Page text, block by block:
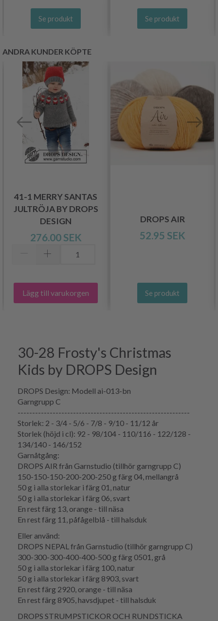
Se produkt Se produkt
ANDRA KUNDER KÖPTE
41-1 MERRY SANTAS
JULTRÖJA BY DROPS
DESIGN
276.00 SEK
Lägg till varukorgen
DROPS AIR
52.95 SEK
Se produkt
30-28 Frosty's Christmas
Kids by DROPS Design
DROPS Design: Modell ai-013-bn
Garngrupp C
-----------------------------------------------------------
Storlek: 2 - 3/4 - 5/6 - 7/8 - 9/10 - 11/12 år
Storlek (höjd i cl): 92 - 98/104 - 110/116 - 122/128 -
134/140 - 146/152
Garnåtgång:
DROPS AIR från Garnstudio (tillhör garngrupp C)
150-150-150-200-200-250 g färg 04, mellangrå
50 g i alla storlekar i färg 01, natur
50 g i alla storlekar i färg 06, svart
En rest färg 13, orange - till näsa
En rest färg 11, påfågelblå - till halsduk
Eller använd:
DROPS NEPAL från Garnstudio (tillhör garngrupp C)
300-300-300-400-400-500 g färg 0501, grå
50 g i alla storlekar i färg 100, natur
50 g i alla storlekar i färg 8903, svart
En rest färg 2920, orange - till näsa
En rest färg 8905, havsdjupet - till halsduk
DROPS STRUMPSTICKOR OCH RUNDSTICKA